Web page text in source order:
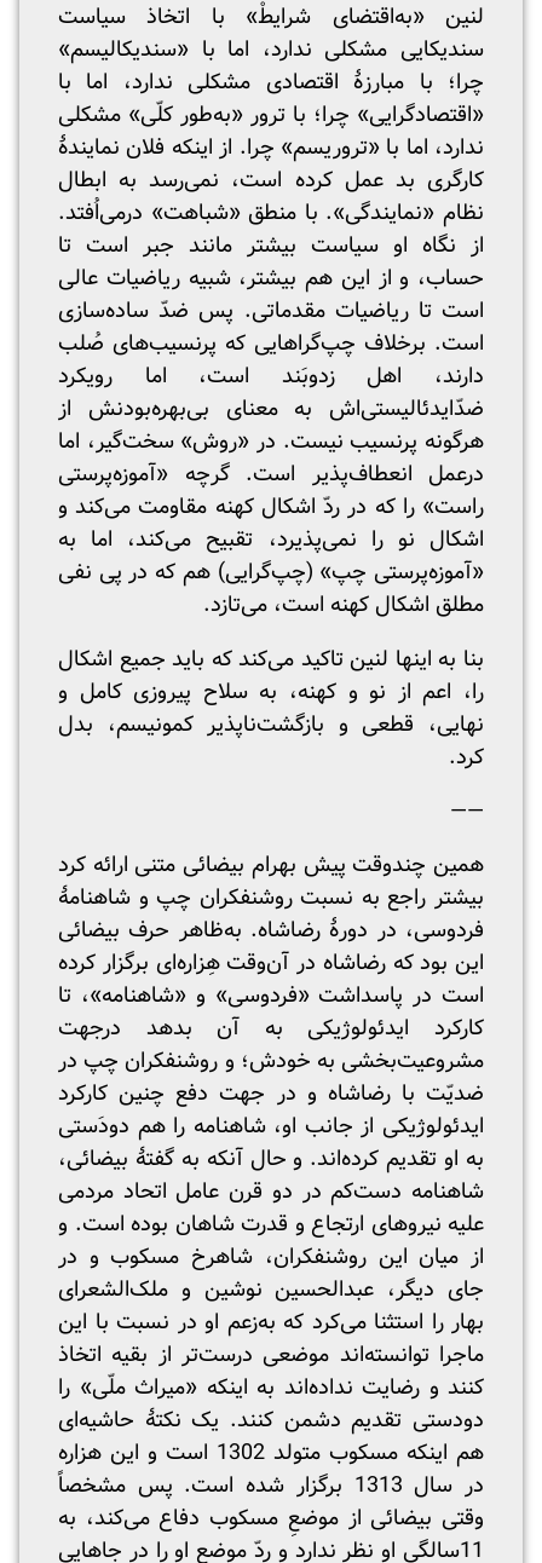
لنین «به‌اقتضای شرایطْ» با اتخاذ سیاست
سندیکایی مشکلی ندارد، اما با «سندیکالیسم»
چرا؛ با مبارزهٔ اقتصادی مشکلی ندارد، اما با
«اقتصادگرایی» چرا؛ با ترور «به‌طور کلّی» مشکلی
ندارد، اما با «تروریسم» چرا. از اینکه فلان نمایندهٔ
کارگری بد عمل کرده است، نمی‌رسد به ابطال
نظام «نمایندگی». با منطق «شباهت» در‌می‌اُفتد.
از نگاه او سیاست بیشتر مانند جبر است تا
حساب، و از این هم بیشتر، شبیه ریاضیات عالی
است تا ریاضیات مقدماتی. پس ضدّ ساده‌سازی
است. برخلاف چپ‌گراهایی که پرنسیب‌های صُلب
دارند، اهل زدوبَند است، اما رویکرد
ضدّایدئالیستی‌اش به معنای بی‌‌بهره‌بودنش از
هرگونه پرنسیب نیست. در «روش» سخت‌گیر، اما
درعمل انعطاف‌پذیر است. گرچه «آموزه‌پرستی
راست» را که در ردّ اشکال کهنه مقاومت می‌کند و
اشکال نو را نمی‌پذیرد، تقبیح می‌کند، اما به
«آموزه‌پرستی چپ» (چپ‌گرایی) هم که در پی نفی
مطلق اشکال کهنه است، می‌تازد.
بنا به اینها لنین تاکید می‌کند که باید جمیع اشکال
را، اعم از نو و کهنه، به سلاح پیروزی کامل و
نهایی، قطعی و بازگشت‌ناپذیر کمونیسم، بدل
کرد.
——
همین‌ چندوقت پیش بهرام بیضائی متنی ارائه کرد
بیشتر راجع به نسبت روشنفکران چپ و شاهنامهٔ
فردوسی، در دورهٔ رضاشاه. به‌ظاهر حرف بیضائی
این بود که رضاشاه در آن‌وقت هِزاره‌ای برگزار کرده
است در پاسداشت «فردوسی» و «شاهنامه»، تا
کارکرد ایدئولوژیکی به آن بدهد درجهت
مشروعیت‌بخشی به خودش؛ و روشنفکران چپ در
ضدیّت با رضاشاه و در جهت دفع چنین کارکرد
ایدئولوژیکی از جانب او، شاهنامه را هم دودَستی
به او تقدیم کرده‌اند. و حال آنکه به گفتهٔ بیضائی،
شاهنامه دست‌کم در دو قرن‌ عامل اتحاد مردمی
علیه نیروهای ارتجاع و قدرت شاهان بوده است. و
از میان این روشنفکران، شاهرخ مسکوب و در
جای دیگر، عبدالحسین نوشین و ملک‌الشعرای
بهار را استثنا می‌کرد که به‌زعم او در نسبت با این
ماجرا توانسته‌اند موضعی درست‌تر از بقیه اتخاذ
کنند و رضایت نداده‌اند به اینکه «میراث ملّی» را
دودستی تقدیم دشمن کنند. یک نکتهٔ حاشیه‌ای
هم اینکه مسکوب متولد 1302 است و این هزاره
در سال 1313 برگزار شده است. پس مشخصاً
وقتی بیضائی از موضعِ مسکوب دفاع می‌کند، به
11سالگی او نظر ندارد و ردّ موضع او را در جاهایی